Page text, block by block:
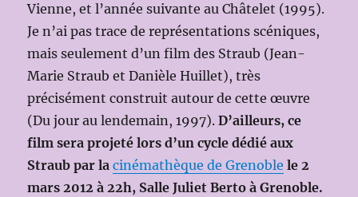
Vienne, et l’année suivante au Châtelet (1995).
Je n’ai pas trace de représentations scéniques,
mais seulement d’un film des Straub (Jean-
Marie Straub et Danièle Huillet), très
précisément construit autour de cette œuvre
(Du jour au lendemain, 1997).D’ailleurs, ce
film sera projeté lors d’un cycle dédié aux
Straub par lacinémathèque de Grenoble le 2
mars 2012 à 22h, Salle Juliet Berto à Grenoble.